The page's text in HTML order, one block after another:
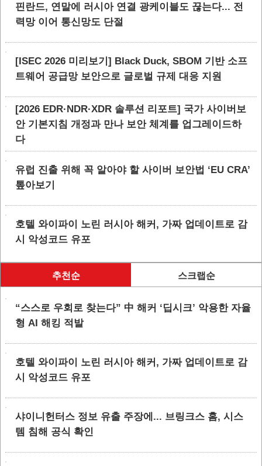
핀란드, 연말에 러시아 연결 광케이블도 끊는다... 전
력망 이어 통신망도 단절
[ISEC 2026 미리보기] Black Duck, SBOM 기반 소프
트웨어 공급망 보안으로 글로벌 규제 대응 지원
[2026 EDR·NDR·XDR 솔루션 리포트] 국가 사이버보
안 기본지침 개정과 만나 보안 체계를 업그레이드하
다
유럽 진출 위해 꼭 알아야 할 사이버 보안법 ‘EU CRA’
톺아보기
호텔 와이파이 노린 러시아 해커, 가짜 업데이트로 감
시 악성코드 유포
추천순 스크랩순
“스스로 우회로 찾는다” 中 해커 ‘딥시크’ 악용한 자율
형 AI 해킹 적발
호텔 와이파이 노린 러시아 해커, 가짜 업데이트로 감
시 악성코드 유포
샤이니헌터스 정보 유출 주장에... 브링크스 홈, 시스
템 침해 공식 확인